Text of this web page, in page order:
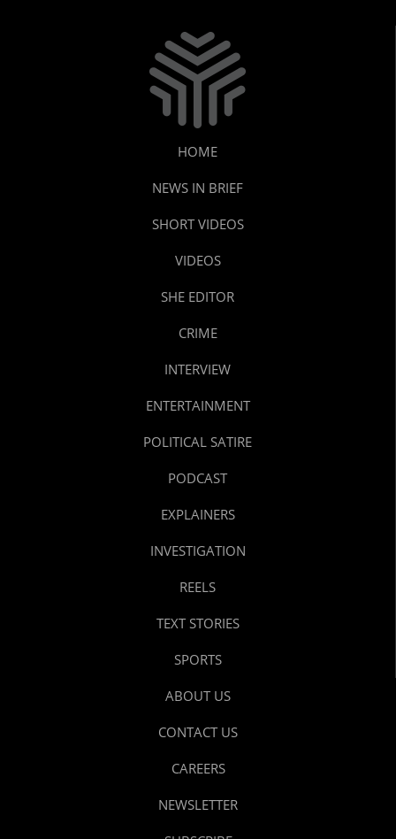
HOME
NEWS IN BRIEF
SHORT VIDEOS
VIDEOS
SHE EDITOR
CRIME
INTERVIEW
ENTERTAINMENT
POLITICAL SATIRE
PODCAST
EXPLAINERS
INVESTIGATION
REELS
TEXT STORIES
SPORTS
ABOUT US
CONTACT US
CAREERS
NEWSLETTER